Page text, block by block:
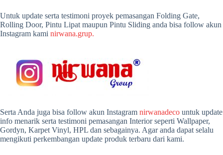
Untuk update serta testimoni proyek pemasangan Folding Gate,
Rolling Door, Pintu Lipat maupun Pintu Sliding anda bisa follow akun
Instagram kami nirwana.grup.
Serta Anda juga bisa follow akun Instagram nirwanadeco untuk update
info menarik serta testimoni pemasangan Interior seperti Wallpaper,
Gordyn, Karpet Vinyl, HPL dan sebagainya. Agar anda dapat selalu
mengikuti perkembangan update produk terbaru dari kami.